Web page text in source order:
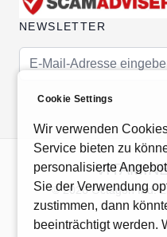
NEWSLETTER
© 2026 Octagon Ind.
Cookie Settings
Wir verwenden
Service bieten zu
personalisierte
Sie der Verwendung
zustimmen, dann
beeinträchtigt werden.